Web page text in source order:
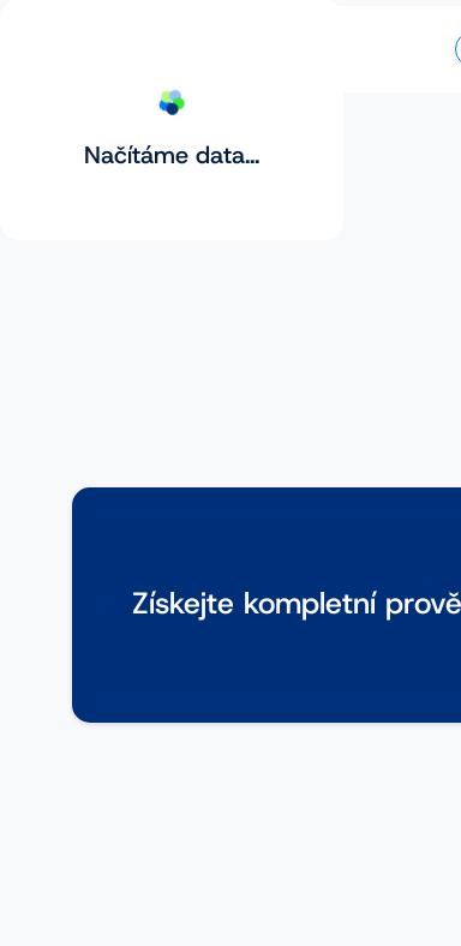
Načítáme data...
Získejte kompletní